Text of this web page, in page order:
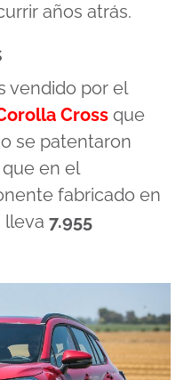
años atrás.
vendido por el
Cross que
se patentaron
que en el
fabricado en
lleva 7.955